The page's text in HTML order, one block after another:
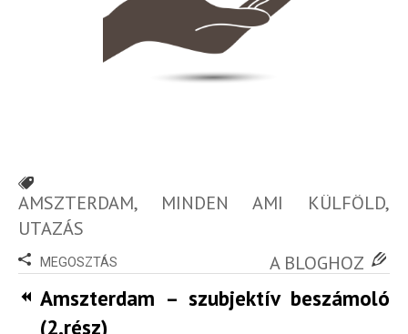
AMSZTERDAM, MINDEN AMI KÜLFÖLD,
UTAZÁS
MEGOSZTÁS A BLOGHOZ
Amszterdam – szubjektív beszámoló
(2.rész)